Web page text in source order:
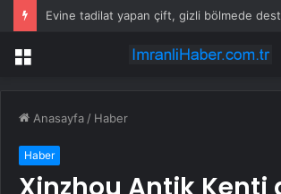
Menü
Anasayfa / Haber
Haber